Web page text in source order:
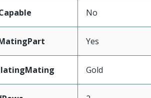
No
Yes
Gold